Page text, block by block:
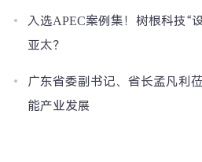
入选APEC案例集！树根科技“
亚太？
广东省委副书记、省长孟凡利
能产业发展